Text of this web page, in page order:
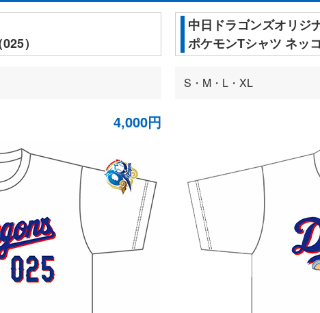
）
4,000円
中日ドラゴンズオリジ
ポケモンTシャツ ネッ
S・M・L・XL